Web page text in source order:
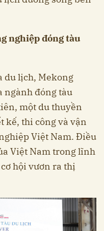
nghiệp đóng tàu
du lịch, Mekong
ngành đóng tàu
một du thuyền
kế, thi công và vận
Việt Nam. Điều
Việt Nam trong lĩnh
hội vươn ra thị